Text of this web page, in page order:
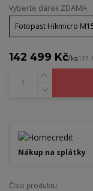
Vyberte dárek ZDAMA
142 499 Kč/ks117
Nákup na splátky
Číslo produktu: